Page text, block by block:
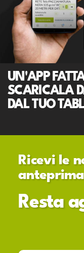
UN'APP
SCARICALA
DAL TUO
Ricevi le
anteprima
Resta